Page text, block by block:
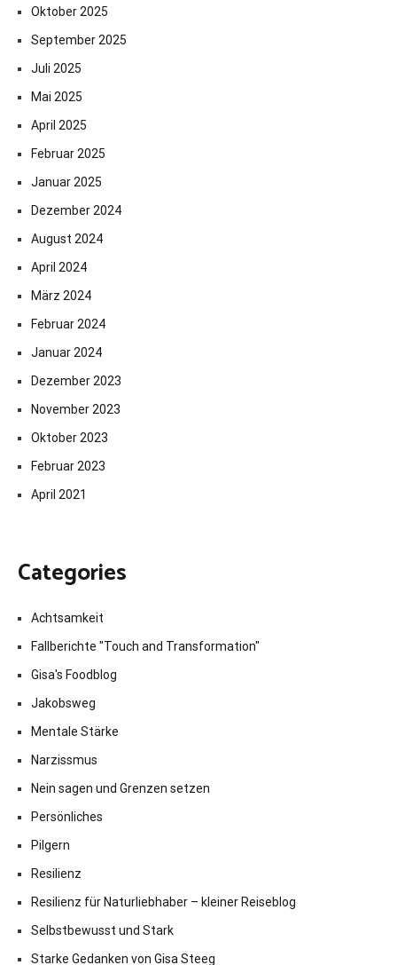
Oktober 2025
September 2025
Juli 2025
Mai 2025
April 2025
Februar 2025
Januar 2025
Dezember 2024
August 2024
April 2024
März 2024
Februar 2024
Januar 2024
Dezember 2023
November 2023
Oktober 2023
Februar 2023
April 2021
Categories
Achtsamkeit
Fallberichte "Touch and Transformation"
Gisa's Foodblog
Jakobsweg
Mentale Stärke
Narzissmus
Nein sagen und Grenzen setzen
Persönliches
Pilgern
Resilienz
Resilienz für Naturliebhaber – kleiner Reiseblog
Selbstbewusst und Stark
Starke Gedanken von Gisa Steeg